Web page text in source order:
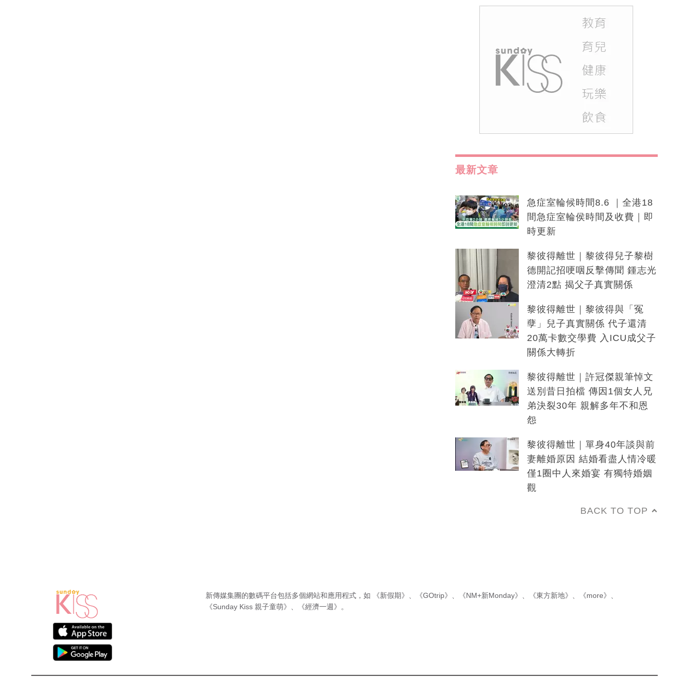
最新文章
急症室輪候時間8.6 ｜全港18
間急症室輪侯時間及收費｜即
時更新
黎彼得離世｜黎彼得兒子黎樹
德開記招哽咽反擊傳聞 鍾志光
澄清2點 揭父子真實關係
黎彼得離世｜黎彼得與「冤
孽」兒子真實關係 代子還清
20萬卡數交學費 入ICU成父子
關係大轉折
黎彼得離世｜許冠傑親筆悼文
送別昔日拍檔 傳因1個女人兄
弟決裂30年 親解多年不和恩
怨
黎彼得離世｜單身40年談與前
妻離婚原因 結婚看盡人情冷暖
僅1圈中人來婚宴 有獨特婚姻
觀
BACK TO TOP
新傳媒集團的數碼平台包括多個網站和應用程式，如 《新假期》 《GOtrip》 《NM+新Monday》 《東方新地》 《more》
《Sunday Kiss 親子童萌》
《經濟一週》 。